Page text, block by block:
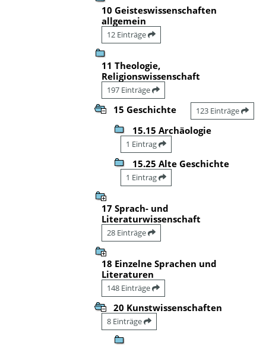
10 Geisteswissenschaften
allgemein
12 Einträge
11 Theologie,
Religionswissenschaft
197 Einträge
15 Geschichte 123 Einträge
15.15 Archäologie
1 Eintrag
15.25 Alte Geschichte
1 Eintrag
17 Sprach- und
Literaturwissenschaft
28 Einträge
18 Einzelne Sprachen und
Literaturen
148 Einträge
20 Kunstwissenschaften
8 Einträge